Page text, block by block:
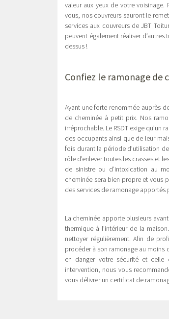
valeur aux yeux de votre
vous, nos couvreurs sauront le
services aux couvreurs de JBT
peuvent également réaliser
dessus !
Confiez le ramonage de
Ayant une forte renommée auprès
de cheminée à petit prix. Nos
irréprochable. Le RSDT exige
des occupants ainsi que de leur
fois durant la période d’utilisation
rôle d’enlever toutes les crasses et
de sinistre ou d’intoxication au
cheminée sera bien propre et vous
des services de ramonage apportés
La cheminée apporte plusieurs
thermique à l’intérieur de la
nettoyer régulièrement. Afin de
procéder à son ramonage au moins
en danger votre sécurité et celle
intervention, nous vous
vous délivrer un certificat de